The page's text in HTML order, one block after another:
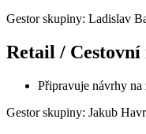
Gestor skupiny: Ladislav
Retail /
Připravuje návrhy
Gestor skupiny: Jakub